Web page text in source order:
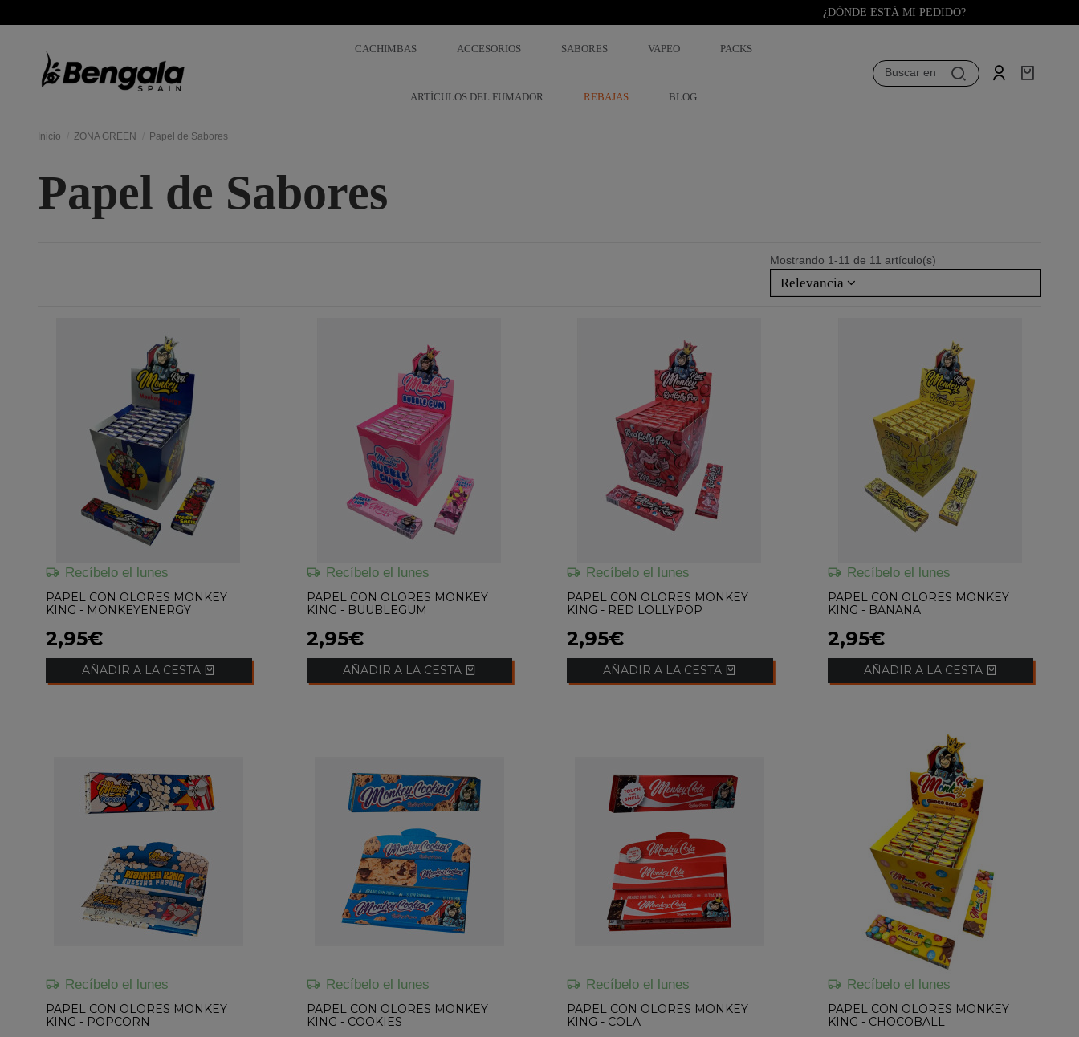
¿DÓNDE ESTÁ MI PEDIDO?
CACHIMBAS ACCESORIOS SABORES VAPEO PACKS
ARTÍCULOS DEL FUMADOR REBAJAS BLOG
Buscar en
Inicio ZONA GREEN Papel de Sabores
Papel de Sabores
Mostrando 1-11 de 11 artículo(s)
Relevancia
Recíbelo el lunes
PAPEL CON OLORES MONKEY
KING - MONKEYENERGY
2,95€
AÑADIR A LA CESTA
Recíbelo el lunes
PAPEL CON OLORES MONKEY
KING - BUUBLEGUM
2,95€
AÑADIR A LA CESTA
Recíbelo el lunes
PAPEL CON OLORES MONKEY
KING - RED LOLLYPOP
2,95€
AÑADIR A LA CESTA
Recíbelo el lunes
PAPEL CON OLORES MONKEY
KING - BANANA
2,95€
AÑADIR A LA CESTA
Recíbelo el lunes
PAPEL CON OLORES MONKEY
KING - POPCORN
Recíbelo el lunes
PAPEL CON OLORES MONKEY
KING - COOKIES
Recíbelo el lunes
PAPEL CON OLORES MONKEY
KING - COLA
Recíbelo el lunes
PAPEL CON OLORES MONKEY
KING - CHOCOBALL